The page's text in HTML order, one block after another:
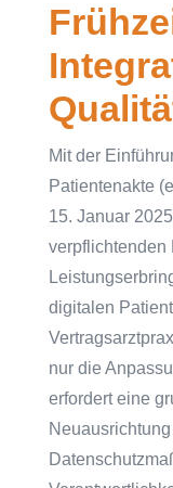
Mit der
Patientenakte
15. Januar
verpflichtenden
digitalen
nur die
erfordert eine